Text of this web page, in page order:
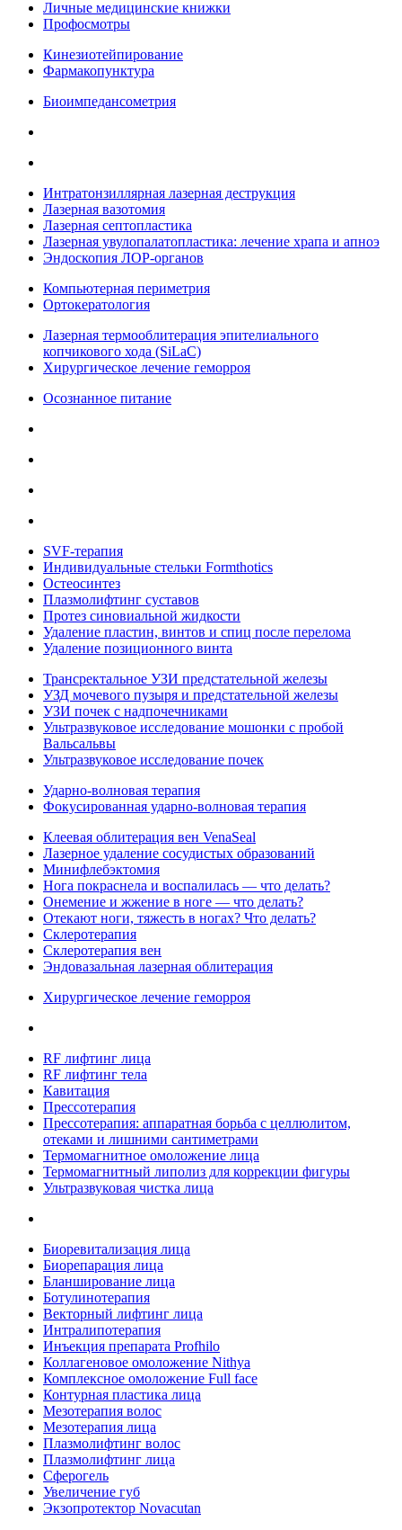
Личные медицинские книжки
Профосмотры
Кинезиотейпирование
Фармакопунктура
Биоимпедансометрия
Интратонзиллярная лазерная деструкция
Лазерная вазотомия
Лазерная септопластика
Лазерная увулопалатопластика: лечение храпа и апноэ
Эндоскопия ЛОР-органов
Компьютерная периметрия
Ортокератология
Лазерная термооблитерация эпителиального
копчикового хода (SiLaC)
Хирургическое лечение геморроя
Осознанное питание
SVF-терапия
Индивидуальные стельки Formthotics
Остеосинтез
Плазмолифтинг суставов
Протез синовиальной жидкости
Удаление пластин, винтов и спиц после перелома
Удаление позиционного винта
Трансректальное УЗИ предстательной железы
УЗД мочевого пузыря и предстательной железы
УЗИ почек с надпочечниками
Ультразвуковое исследование мошонки с пробой
Вальсальвы
Ультразвуковое исследование почек
Ударно-волновая терапия
Фокусированная ударно-волновая терапия
Клеевая облитерация вен VenaSeal
Лазерное удаление сосудистых образований
Минифлебэктомия
Нога покраснела и воспалилась — что делать?
Онемение и жжение в ноге — что делать?
Отекают ноги, тяжесть в ногах? Что делать?
Склеротерапия
Склеротерапия вен
Эндовазальная лазерная облитерация
Хирургическое лечение геморроя
RF лифтинг лица
RF лифтинг тела
Кавитация
Прессотерапия
Прессотерапия: аппаратная борьба с целлюлитом,
отеками и лишними сантиметрами
Термомагнитное омоложение лица
Термомагнитный липолиз для коррекции фигуры
Ультразвуковая чистка лица
Биоревитализация лица
Биорепарация лица
Бланширование лица
Ботулинотерапия
Векторный лифтинг лица
Интралипотерапия
Инъекция препарата Profhilo
Коллагеновое омоложение Nithya
Комплексное омоложение Full face
Контурная пластика лица
Мезотерапия волос
Мезотерапия лица
Плазмолифтинг волос
Плазмолифтинг лица
Сферогель
Увеличение губ
Экзопротектор Novacutan